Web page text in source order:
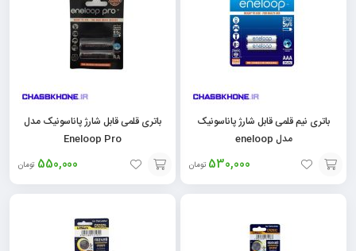
باتری نیم قلمی قابل شارژ پاناسونیک
مدل eneloop
530,000 تومان
افزودن
باتری قلمی قابل شارژ پاناسونیک مدل
Eneloop Pro
550,000 تومان
افزودن